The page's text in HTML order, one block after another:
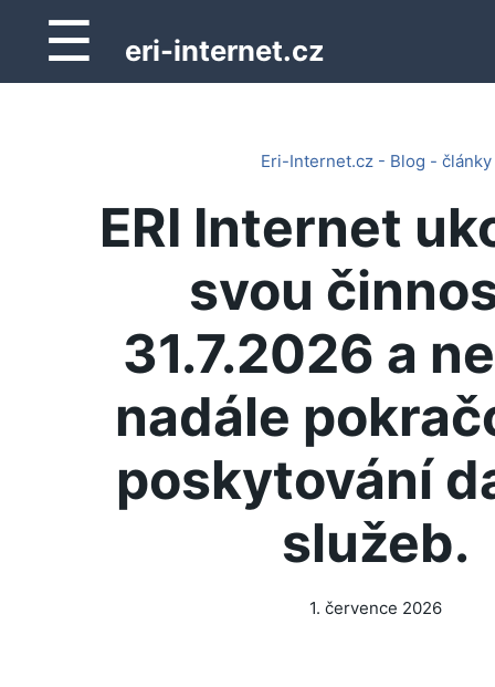
☰ eri-internet.cz
Eri-Internet.cz - Blog - články
ERI Internet
svou
31.7.2026 a
nadále
poskytování
služeb.
1. července 2026